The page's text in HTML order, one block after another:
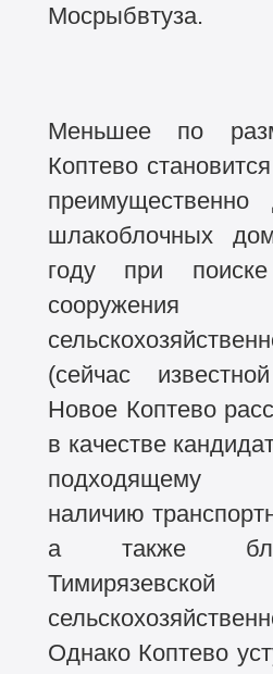
Мосрыбвтуза.
Меньшее по
Коптево
преимущественно
шлакоблочных
году при
сооружения
(сейчас
Новое Коптево
в качестве
подходящему
наличию
а также
Тимирязевской
Однако Коптево